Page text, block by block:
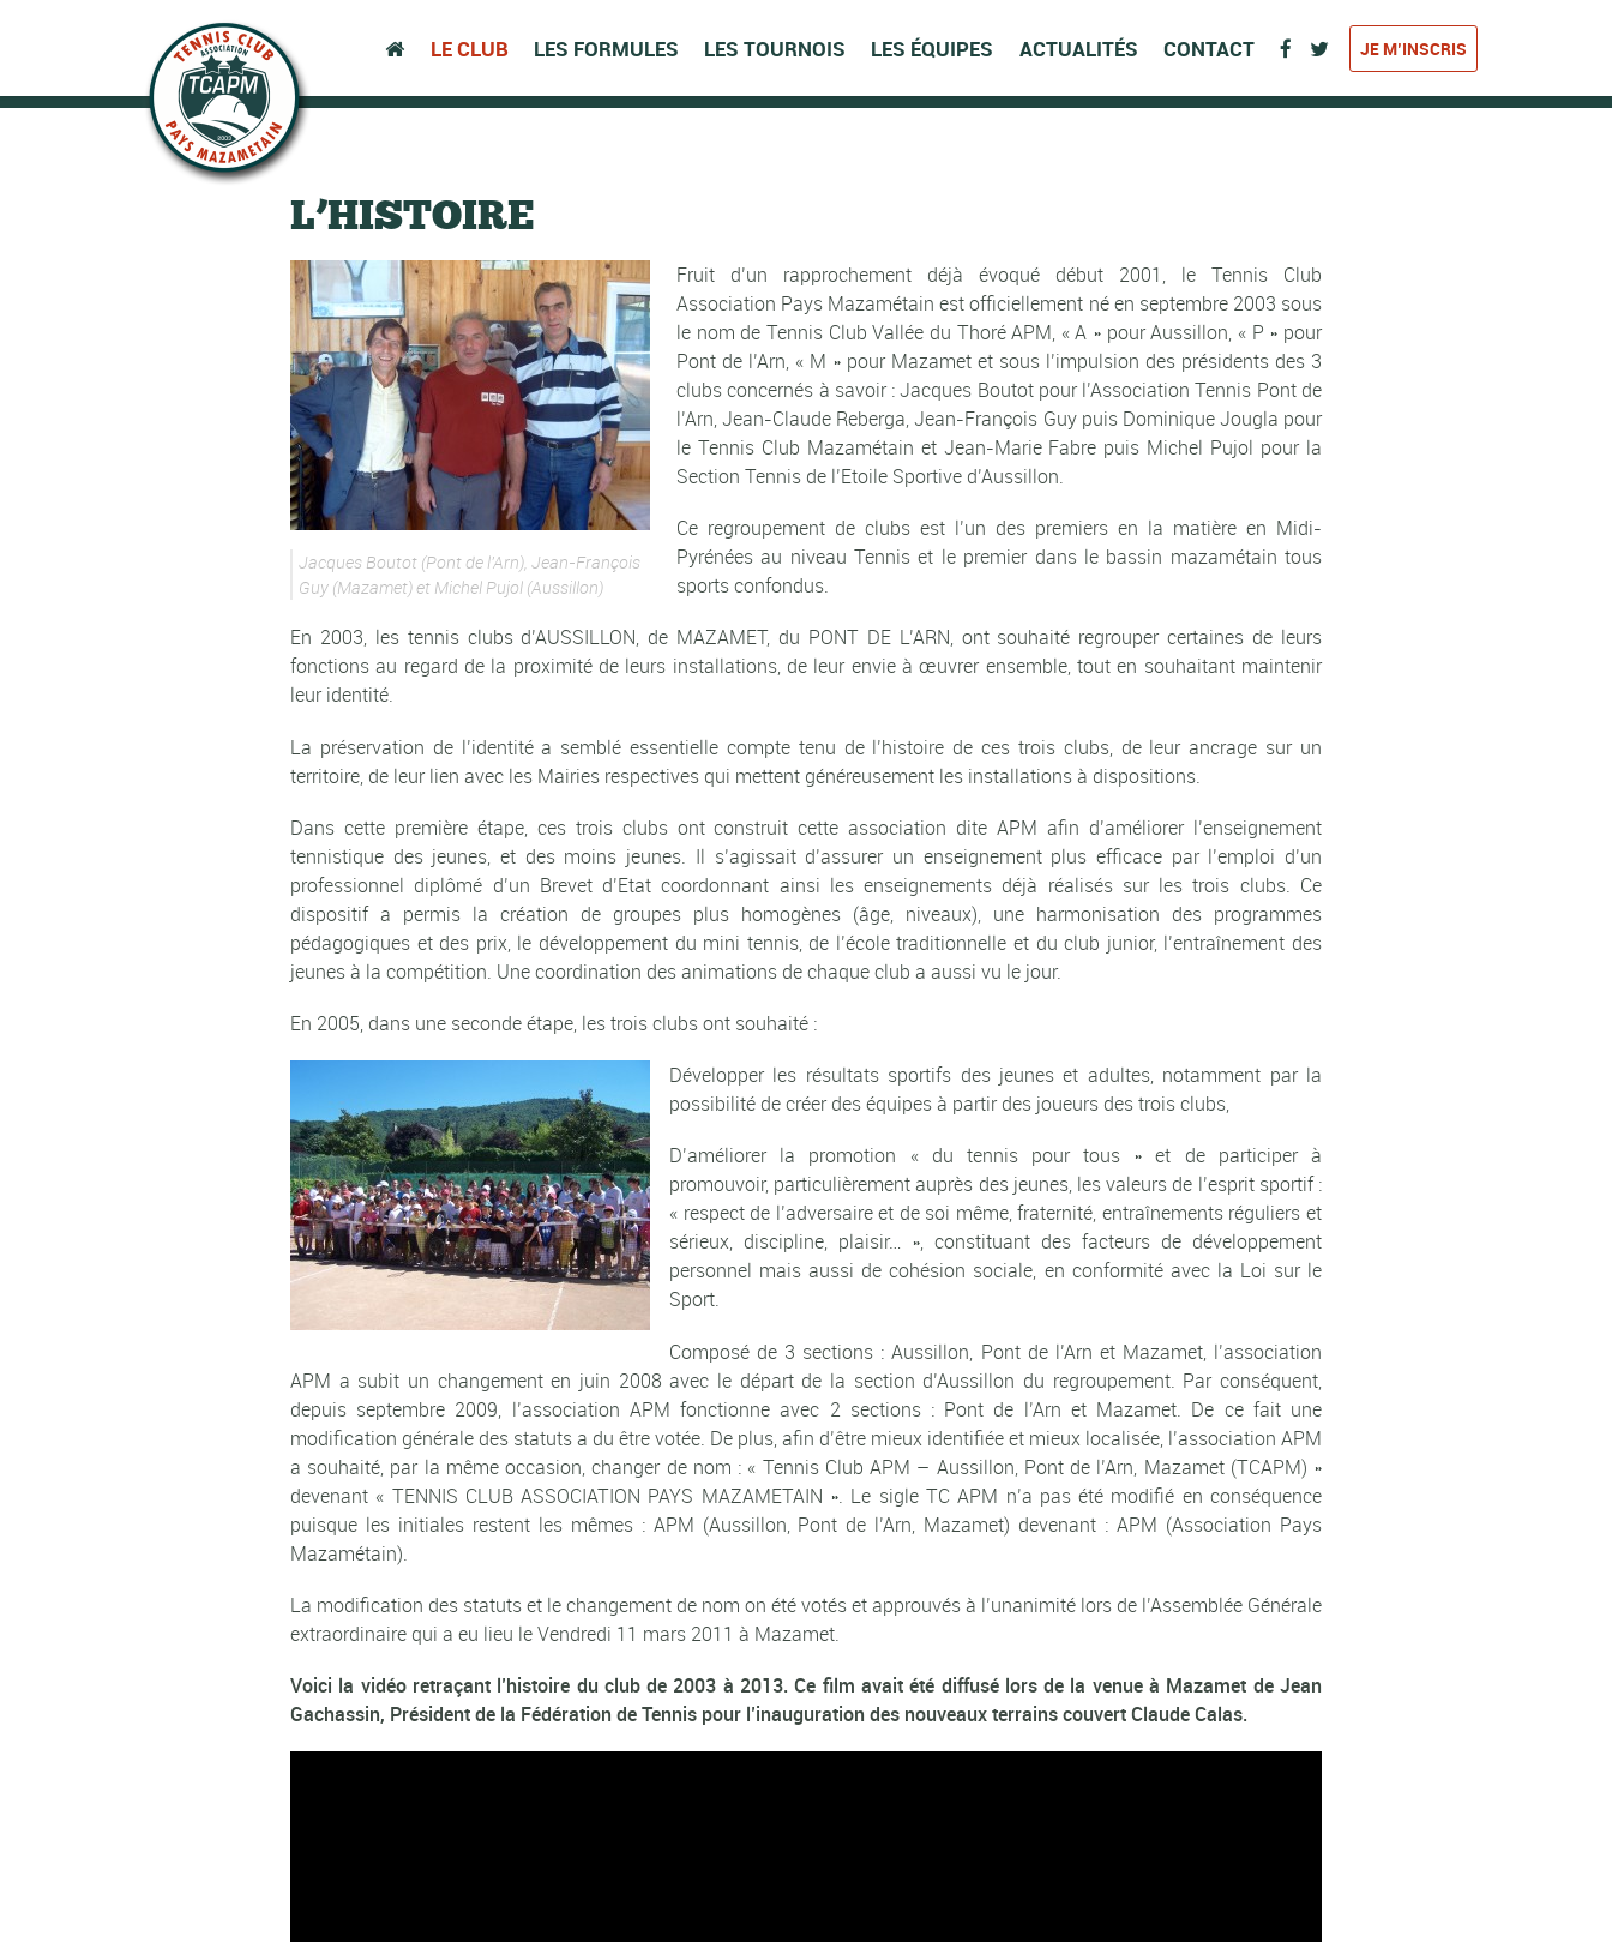
LE CLUB LES FORMULES LES TOURNOIS LES ÉQUIPES ACTUALITÉS CONTACT JE M’INSCRIS
L’HISTOIRE
Jacques Boutot (Pont de l’Arn), Jean-François
Guy (Mazamet) et Michel Pujol (Aussillon)
Fruit d’un rapprochement déjà évoqué début 2001, le Tennis Club
Association Pays Mazamétain est officiellement né en septembre 2003 sous
le nom de Tennis Club Vallée du Thoré APM, « A » pour Aussillon, « P » pour
Pont de l’Arn, « M » pour Mazamet et sous l’impulsion des présidents des 3
clubs concernés à savoir : Jacques Boutot pour l’Association Tennis Pont de
l’Arn, Jean-Claude Reberga, Jean-François Guy puis Dominique Jougla pour
le Tennis Club Mazamétain et Jean-Marie Fabre puis Michel Pujol pour la
Section Tennis de l’Etoile Sportive d’Aussillon.
Ce regroupement de clubs est l’un des premiers en la matière en Midi-
Pyrénées au niveau Tennis et le premier dans le bassin mazamétain tous
sports confondus.
En 2003, les tennis clubs d’AUSSILLON, de MAZAMET, du PONT DE L’ARN, ont souhaité regrouper certaines de leurs
fonctions au regard de la proximité de leurs installations, de leur envie à œuvrer ensemble, tout en souhaitant maintenir
leur identité.
La préservation de l’identité a semblé essentielle compte tenu de l’histoire de ces trois clubs, de leur ancrage sur un
territoire, de leur lien avec les Mairies respectives qui mettent généreusement les installations à dispositions.
Dans cette première étape, ces trois clubs ont construit cette association dite APM afin d’améliorer l’enseignement
tennistique des jeunes, et des moins jeunes. Il s’agissait d’assurer un enseignement plus efficace par l’emploi d’un
professionnel diplômé d’un Brevet d’Etat coordonnant ainsi les enseignements déjà réalisés sur les trois clubs. Ce
dispositif a permis la création de groupes plus homogènes (âge, niveaux), une harmonisation des programmes
pédagogiques et des prix, le développement du mini tennis, de l’école traditionnelle et du club junior, l’entraînement des
jeunes à la compétition. Une coordination des animations de chaque club a aussi vu le jour.
En 2005, dans une seconde étape, les trois clubs ont souhaité :
Développer les résultats sportifs des jeunes et adultes, notamment par la
possibilité de créer des équipes à partir des joueurs des trois clubs,
D’améliorer la promotion « du tennis pour tous » et de participer à
promouvoir, particulièrement auprès des jeunes, les valeurs de l’esprit sportif :
« respect de l’adversaire et de soi même, fraternité, entraînements réguliers et
sérieux, discipline, plaisir… », constituant des facteurs de développement
personnel mais aussi de cohésion sociale, en conformité avec la Loi sur le
Sport.
Composé de 3 sections : Aussillon, Pont de l’Arn et Mazamet, l’association
APM a subit un changement en juin 2008 avec le départ de la section d’Aussillon du regroupement. Par conséquent,
depuis septembre 2009, l’association APM fonctionne avec 2 sections : Pont de l’Arn et Mazamet. De ce fait une
modification générale des statuts a du être votée. De plus, afin d’être mieux identifiée et mieux localisée, l’association APM
a souhaité, par la même occasion, changer de nom : « Tennis Club APM – Aussillon, Pont de l’Arn, Mazamet (TCAPM) »
devenant « TENNIS CLUB ASSOCIATION PAYS MAZAMETAIN ». Le sigle TC APM n’a pas été modifié en conséquence
puisque les initiales restent les mêmes : APM (Aussillon, Pont de l’Arn, Mazamet) devenant : APM (Association Pays
Mazamétain).
La modification des statuts et le changement de nom on été votés et approuvés à l’unanimité lors de l’Assemblée Générale
extraordinaire qui a eu lieu le Vendredi 11 mars 2011 à Mazamet.
Voici la vidéo retraçant l’histoire du club de 2003 à 2013. Ce film avait été diffusé lors de la venue à Mazamet de Jean
Gachassin, Président de la Fédération de Tennis pour l’inauguration des nouveaux terrains couvert Claude Calas.